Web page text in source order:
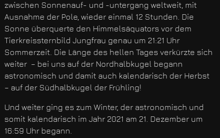
zwischen Sonnenauf- und -untergang weltweit, mit
Ausnahme der Pole, wieder einmal 12 Stunden. Die
Sonne überquerte den Himmelsäquators vor dem
Tierkreissternbild Jungfrau genau um 21:21 Uhr
Sommerzeit. Die Länge des hellen Tages verkürzte sich
weiter – bei uns auf der Nordhalbkugel begann
astronomisch und damit auch kalendarisch der Herbst
– auf der Südhalbkugel der Frühling!
Und weiter ging es zum Winter, der astronomisch und
somit kalendarisch im Jahr 2021 am 21. Dezember um
16:59 Uhr begann.